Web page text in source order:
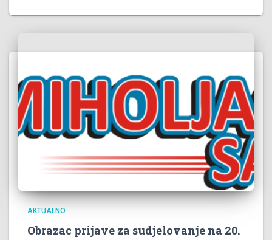
AKTUALNO
Obrazac prijave za sudjelovanje na 20.